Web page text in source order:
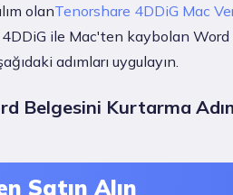
olanTenorshare 4DDiG Mac
4DDiG ile Mac'ten kaybolan
adımları uygulayın.
Belgesini Kurtarma
Satın Alın